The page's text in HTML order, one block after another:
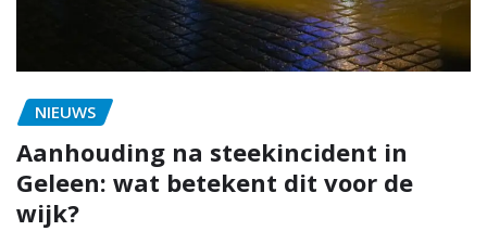
NIEUWS
Aanhouding na steekincident in
Geleen: wat betekent dit voor de
wijk?